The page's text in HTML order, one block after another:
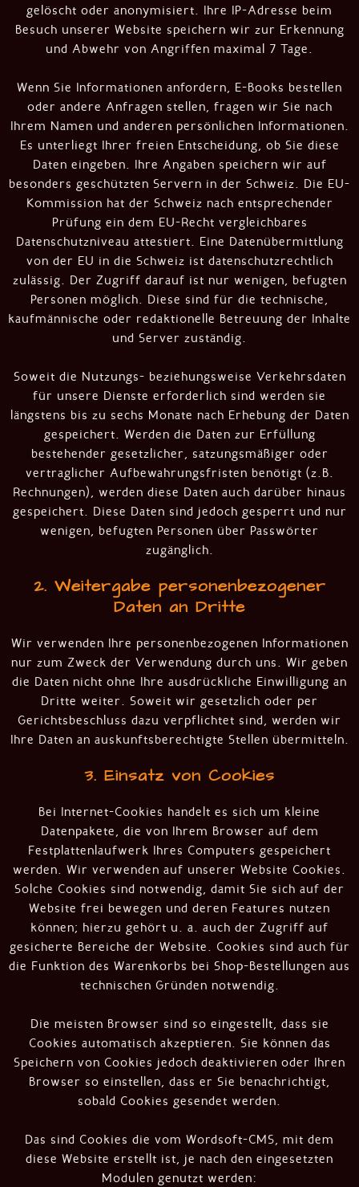
gelöscht oder anonymisiert. Ihre IP-Adresse beim
Besuch unserer Website speichern wir zur Erkennung
und Abwehr von Angriffen maximal 7 Tage.
Wenn Sie Informationen anfordern, E-Books bestellen
oder andere Anfragen stellen, fragen wir Sie nach
Ihrem Namen und anderen persönlichen Informationen.
Es unterliegt Ihrer freien Entscheidung, ob Sie diese
Daten eingeben. Ihre Angaben speichern wir auf
besonders geschützten Servern in der Schweiz. Die EU-
Kommission hat der Schweiz nach entsprechender
Prüfung ein dem EU-Recht vergleichbares
Datenschutzniveau attestiert. Eine Datenübermittlung
von der EU in die Schweiz ist datenschutzrechtlich
zulässig. Der Zugriff darauf ist nur wenigen, befugten
Personen möglich. Diese sind für die technische,
kaufmännische oder redaktionelle Betreuung der Inhalte
und Server zuständig.
Soweit die Nutzungs- beziehungsweise Verkehrsdaten
für unsere Dienste erforderlich sind werden sie
längstens bis zu sechs Monate nach Erhebung der Daten
gespeichert. Werden die Daten zur Erfüllung
bestehender gesetzlicher, satzungsmäßiger oder
vertraglicher Aufbewahrungsfristen benötigt (z.B.
Rechnungen), werden diese Daten auch darüber hinaus
gespeichert. Diese Daten sind jedoch gesperrt und nur
wenigen, befugten Personen über Passwörter
zugänglich.
2. Weitergabe personenbezogener
Daten an Dritte
Wir verwenden Ihre personenbezogenen Informationen
nur zum Zweck der Verwendung durch uns. Wir geben
die Daten nicht ohne Ihre ausdrückliche Einwilligung an
Dritte weiter. Soweit wir gesetzlich oder per
Gerichtsbeschluss dazu verpflichtet sind, werden wir
Ihre Daten an auskunftsberechtigte Stellen übermitteln.
3. Einsatz von Cookies
Bei Internet-Cookies handelt es sich um kleine
Datenpakete, die von Ihrem Browser auf dem
Festplattenlaufwerk Ihres Computers gespeichert
werden. Wir verwenden auf unserer Website Cookies.
Solche Cookies sind notwendig, damit Sie sich auf der
Website frei bewegen und deren Features nutzen
können; hierzu gehört u. a. auch der Zugriff auf
gesicherte Bereiche der Website. Cookies sind auch für
die Funktion des Warenkorbs bei Shop-Bestellungen aus
technischen Gründen notwendig.
Die meisten Browser sind so eingestellt, dass sie
Cookies automatisch akzeptieren. Sie können das
Speichern von Cookies jedoch deaktivieren oder Ihren
Browser so einstellen, dass er Sie benachrichtigt,
sobald Cookies gesendet werden.
Das sind Cookies die vom Wordsoft-CMS, mit dem
diese Website erstellt ist, je nach den eingesetzten
Modulen genutzt werden: